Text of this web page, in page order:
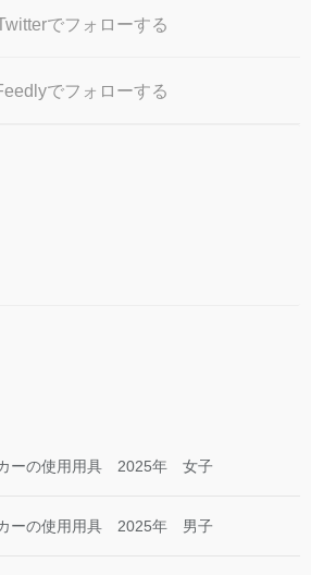
でフォローする
でフォローする
ーの使用用具 2025年 女子
ーの使用用具 2025年 男子